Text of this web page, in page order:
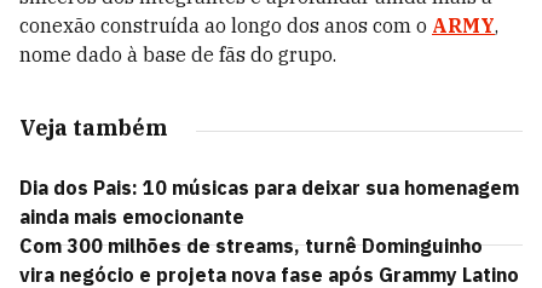
conexão construída ao longo dos anos com o ARMY,
nome dado à base de fãs do grupo.
Veja também
Dia dos Pais: 10 músicas para deixar sua homenagem
ainda mais emocionante
Com 300 milhões de streams, turnê Dominguinho
vira negócio e projeta nova fase após Grammy Latino